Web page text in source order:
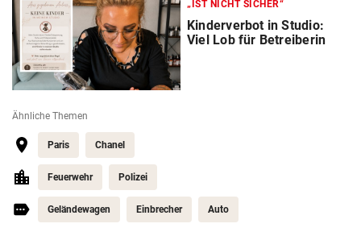
„IST NICHT SICHER“
Kinderverbot in Studio:
Viel Lob für Betreiberin
Ähnliche Themen
Paris Chanel
Feuerwehr Polizei
Geländewagen Einbrecher Auto